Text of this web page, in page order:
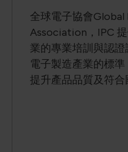
全球電子協會
Association，IPC
業的專業培訓與認
電子製造產業的標準
提升產品品質及符合